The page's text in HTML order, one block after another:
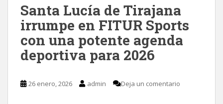
Santa Lucía de Tirajana
irrumpe en FITUR Sports
con una potente agenda
deportiva para 2026
26 enero, 2026 admin Deja un comentario